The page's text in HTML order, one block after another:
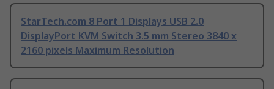
StarTech.com 8 Port 1 Displays USB 2.0
DisplayPort KVM Switch 3.5 mm Stereo 3840 x
2160 pixels Maximum Resolution